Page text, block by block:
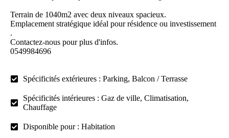
Terrain de 1040m2 avec deux niveaux spacieux.
Emplacement stratégique idéal pour résidence ou investissement
.
Contactez-nous pour plus d'infos.
0549984696
Spécificités extérieures : Parking, Balcon / Terrasse
Spécificités intérieures : Gaz de ville, Climatisation,
Chauffage
Disponible pour : Habitation